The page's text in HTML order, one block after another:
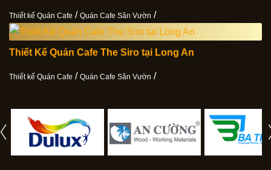
Thiết kế Quán Cafe / Quán Cafe Sân Vườn /
Thiết Kế Quán Cafe The Siro tại Long An
Thiết kế Quán Cafe / Quán Cafe Sân Vườn /